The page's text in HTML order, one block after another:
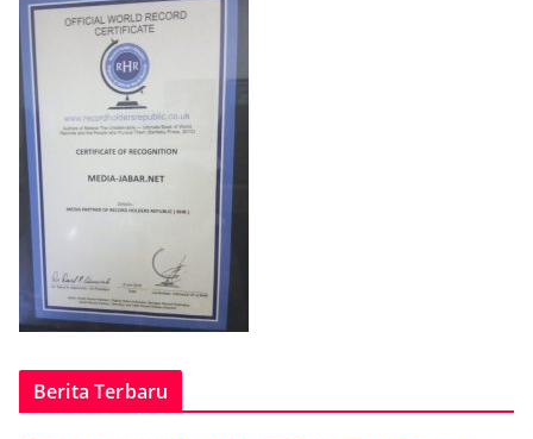
Berita Terbaru